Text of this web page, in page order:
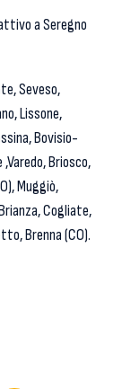
a Seregno
Seveso,
Lissone,
Bovisio-
Briosco,
Muggiò,
Cogliate,
Brenna (CO).